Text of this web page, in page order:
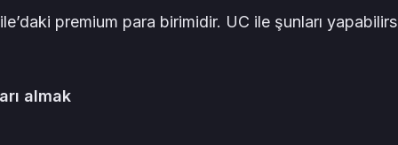
premium para birimidir. UC ile şunları
almak